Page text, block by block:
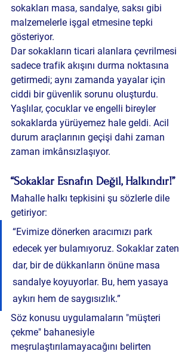
sokakları masa, sandalye, saksı gibi
malzemelerle işgal etmesine tepki
gösteriyor.
Dar sokakların ticari alanlara çevrilmesi
sadece trafik akışını durma noktasına
getirmedi; aynı zamanda yayalar için
ciddi bir güvenlik sorunu oluşturdu.
Yaşlılar, çocuklar ve engelli bireyler
sokaklarda yürüyemez hale geldi. Acil
durum araçlarının geçişi dahi zaman
zaman imkânsızlaşıyor.
“Sokaklar Esnafın Değil, Halkındır!”
Mahalle halkı tepkisini şu sözlerle dile
getiriyor:
“Evimize dönerken aracımızı park
edecek yer bulamıyoruz. Sokaklar zaten
dar, bir de dükkanların önüne masa
sandalye koyuyorlar. Bu, hem yasaya
aykırı hem de saygısızlık.”
Söz konusu uygulamaların "müşteri
çekme" bahanesiyle
meşrulaştırılamayacağını belirten